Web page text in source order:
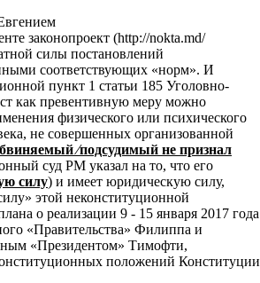
законопроект (http://nokta.md/
силы постановлений
соответствующих «норм». И
пункт 1 статьи 185 Уголовно-
как превентивную меру можно
физического или психического
не совершенных организованной
⁄подсудимый не признал
суд РМ указал на то, что его
силу) и имеет юридическую силу,
этой неконституционной
о реализации 9 - 15 января 2017 года
«Правительства» Филиппа и
«Президентом» Тимофти,
положений Конституции